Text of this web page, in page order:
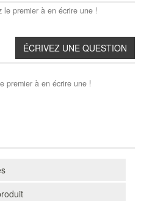
le premier à en écrire une !
premier à en écrire une !